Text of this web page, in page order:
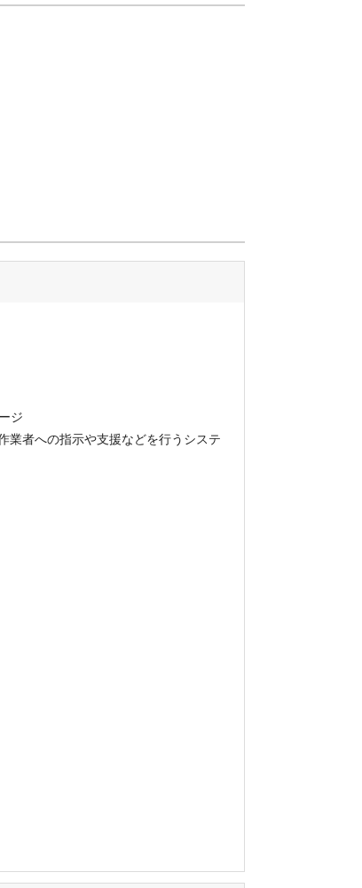
ジ
業者への指示や支援などを行うシステ